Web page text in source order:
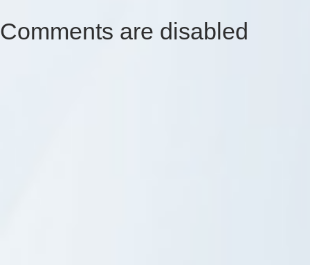
Comments are disabled